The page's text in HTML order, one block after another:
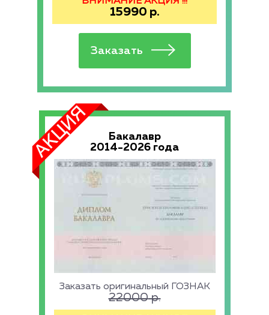
15990 р.
Бакалавр
2014-2026 года
Заказать оригинальный ГОЗНАК
22000р.